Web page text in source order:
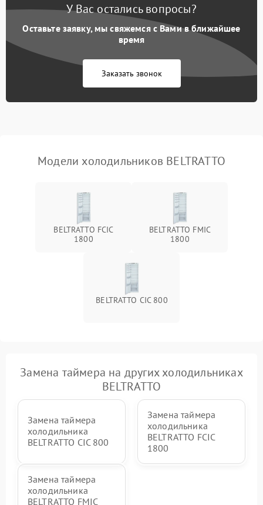
Образование конденсата
1800 ₽ Подробнее →
Сбой в работе инвертора
работе
2000 ₽ Подробнее →
У Вас остались вопросы?
Оставьте заявку, мы свяжемся с Вами в ближайшее
время
Заказать звонок
Модели холодильников BELTRATTO
BELTRATTO FCIC
1800
BELTRATTO FMIC
1800
BELTRATTO CIC 800
Замена таймера на других холодильниках
BELTRATTO
Замена таймера
холодильника
BELTRATTO CIC 800
Замена таймера
холодильника
BELTRATTO FCIC
1800
Замена таймера
холодильника
BELTRATTO FMIC